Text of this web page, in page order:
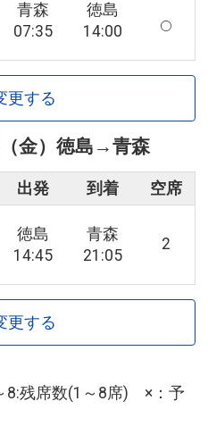
青森
07:35
徳島
14:00
更する
金） 徳島 →青森
出発 到着 空席
徳島
14:45
青森
21:05
2
更する
残席数(1～8席) ×：予